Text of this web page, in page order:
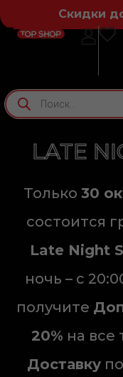
Скидки
LATE
Только 30
состоится
Late Night
ночь – с
получите
20% на все
Доставкупо